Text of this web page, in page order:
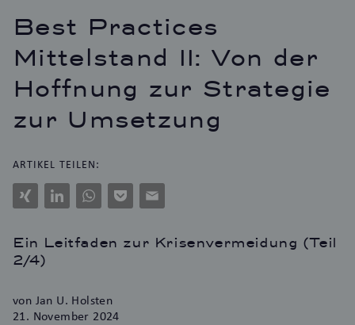
Best Practices
Mittelstand II: Von der
Hoffnung zur Strategie
zur Umsetzung
ARTIKEL TEILEN:
Xing LinkedInWhatsAppPocketE-
Mail
Ein Leitfaden zur Krisenvermeidung (Teil
2/4)
von Jan U. Holsten
21. November 2024